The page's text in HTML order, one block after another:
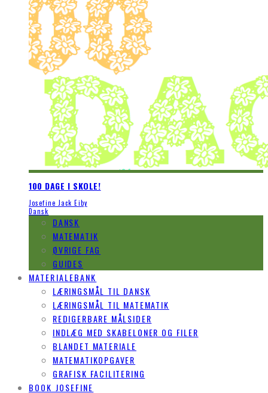
100 DAGE I SKOLE!
Josefine Jack Eiby
Dansk
DANSK
MATEMATIK
ØVRIGE FAG
GUIDES
MATERIALEBANK
LÆRINGSMÅL TIL DANSK
LÆRINGSMÅL TIL MATEMATIK
REDIGERBARE MÅLSIDER
INDLÆG MED SKABELONER OG FILER
BLANDET MATERIALE
MATEMATIKOPGAVER
GRAFISK FACILITERING
BOOK JOSEFINE